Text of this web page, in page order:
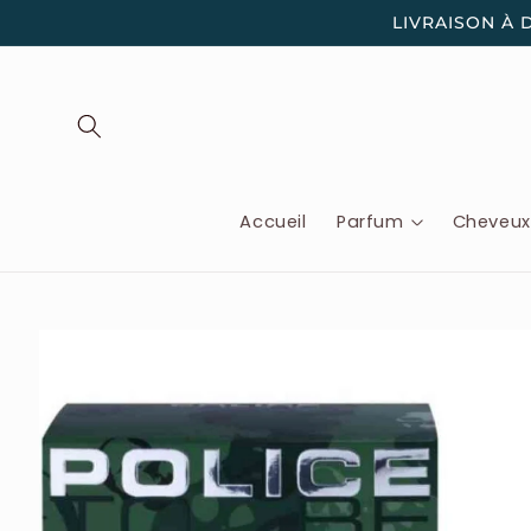
au
LIVRAISON À
Accueil Parfum Cheveux